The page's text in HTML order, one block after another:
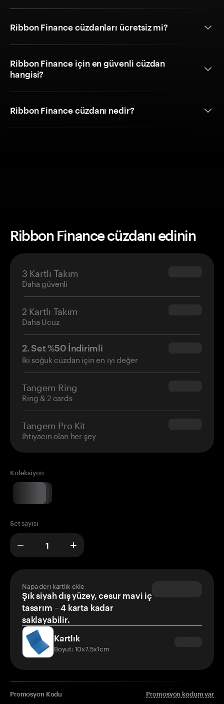
Ribbon Finance cüzdanları ücretsiz mi?
Ribbon Finance için en güvenli cüzdan
hangisi?
Ribbon Finance cüzdanı nedir?
Ribbon Finance cüzdanı edinin
3 Kartlı Takım
Daha güvenli
$69.90
2 Kartlı Takım
Daha Ucuz
$54.90
2. Set %50 İndirimli
İki soğuk cüzdan için en iyi değer
$34.95
Tangem Ring
Ring & 2 cards
$160.00
Tangem Pro Kit
İhtiyacın olan her şey
$180.00
Koleksiyon
Set sayısı
Napa deri kartlık ekle
Şık siyah dış yüzey, cesur mavi iç
tasarım – 4 karta kadar
saklayabilir.
Kartlık
Boyut: 10x7.5x1cm
Promosyon Kodu Promosyon kodum var